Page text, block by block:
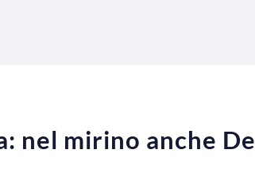
nel mirino anche De